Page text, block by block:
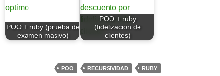
POO + ruby (prueba de
examen masivo)
POO + ruby
(fidelizacion de
clientes)
POO RECURSIVIDAD RUBY